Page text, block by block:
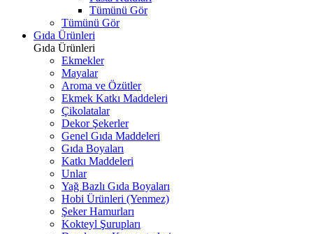
Tümünü Gör
Tümünü Gör
Gıda Ürünleri
Gıda Ürünleri
Ekmekler
Mayalar
Aroma ve Özütler
Ekmek Katkı Maddeleri
Çikolatalar
Dekor Şekerler
Genel Gıda Maddeleri
Gıda Boyaları
Katkı Maddeleri
Unlar
Yağ Bazlı Gıda Boyaları
Hobi Ürünleri (Yenmez)
Şeker Hamurları
Kokteyl Şurupları